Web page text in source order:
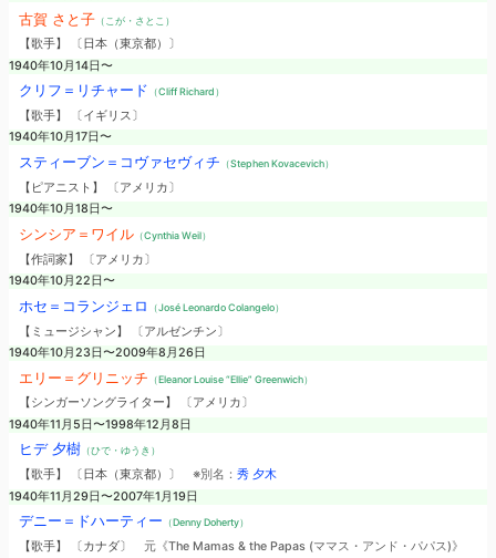
古賀 さと子（こが・さとこ）
【歌手】 〔日本（東京都）〕
1940年10月14日〜
クリフ＝リチャード （Cliff Richard）
【歌手】 〔イギリス〕
1940年10月17日〜
スティーブン＝コヴァセヴィチ （Stephen Kovacevich）
【ピアニスト】 〔アメリカ〕
1940年10月18日〜
シンシア＝ワイル（Cynthia Weil）
【作詞家】 〔アメリカ〕
1940年10月22日〜
ホセ＝コランジェロ （José Leonardo Colangelo）
【ミュージシャン】 〔アルゼンチン〕
1940年10月23日〜2009年8月26日
エリー＝グリニッチ （Eleanor Louise “Ellie” Greenwich）
【シンガーソングライター】 〔アメリカ〕
1940年11月5日〜1998年12月8日
ヒデ 夕樹（ひで・ゆうき）
【歌手】 〔日本（東京都）〕 ※別名： 秀 夕木
1940年11月29日〜2007年1月19日
デニー＝ドハーティー （Denny Doherty）
【歌手】 〔カナダ〕 元《The Mamas & the Papas (ママス・アンド・パパス)》